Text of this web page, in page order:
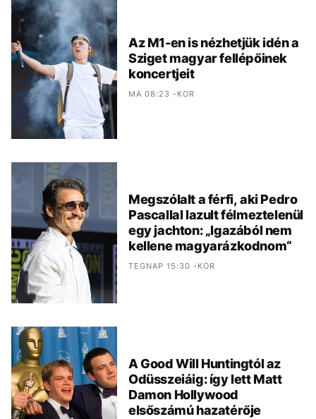
Az M1-en is nézhetjük idén a
Sziget magyar fellépőinek
koncertjeit
MA 08:23 -KOR
Megszólalt a férfi, aki Pedro
Pascallal lazult félmeztelenül
egy jachton: „Igazából nem
kellene magyarázkodnom“
TEGNAP 15:30 -KOR
A Good Will Huntingtól az
Odüsszeiáig: így lett Matt
Damon Hollywood
elsőszámú hazatérője